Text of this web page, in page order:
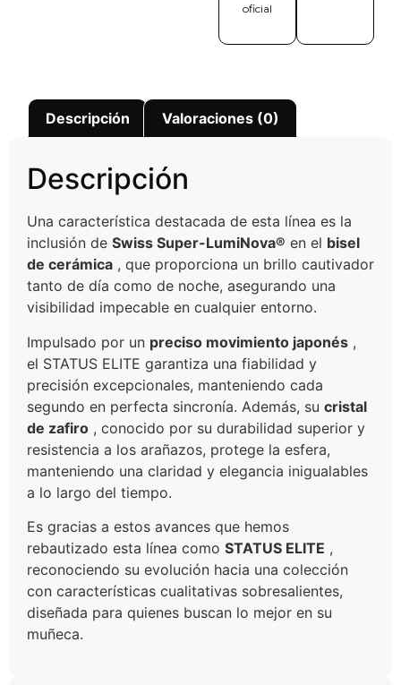
oficial
Descripción Valoraciones (0)
Descripción
Una característica destacada de esta línea es la
inclusión de Swiss Super-LumiNova® en el bisel
de cerámica , que proporciona un brillo cautivador
tanto de día como de noche, asegurando una
visibilidad impecable en cualquier entorno.
Impulsado por un preciso movimiento japonés ,
el STATUS ELITE garantiza una fiabilidad y
precisión excepcionales, manteniendo cada
segundo en perfecta sincronía. Además, su cristal
de zafiro , conocido por su durabilidad superior y
resistencia a los arañazos, protege la esfera,
manteniendo una claridad y elegancia inigualables
a lo largo del tiempo.
Es gracias a estos avances que hemos
rebautizado esta línea como STATUS ELITE ,
reconociendo su evolución hacia una colección
con características cualitativas sobresalientes,
diseñada para quienes buscan lo mejor en su
muñeca.